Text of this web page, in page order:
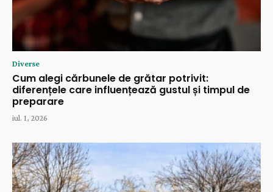
Diverse
Cum alegi cărbunele de grătar potrivit:
diferențele care influențează gustul și timpul de
preparare
iul. 1, 2026